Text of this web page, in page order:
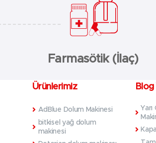
Farmasötik (İlaç)
Ürünlerimiz
AdBlue Dolum Makinesi
bitkisel yağ dolum
makinesi
Blog